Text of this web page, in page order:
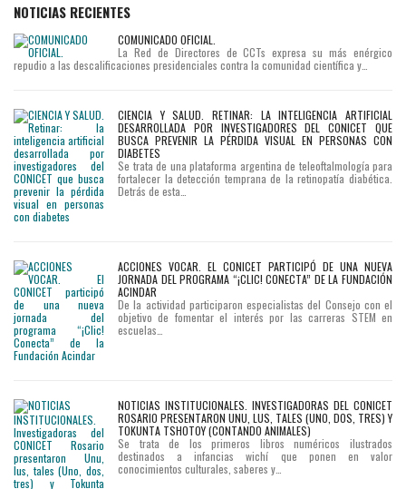
NOTICIAS RECIENTES
COMUNICADO OFICIAL.
La Red de Directores de CCTs expresa su más enérgico
repudio a las descalificaciones presidenciales contra la comunidad científica y…
CIENCIA Y SALUD. RETINAR: LA INTELIGENCIA ARTIFICIAL
DESARROLLADA POR INVESTIGADORES DEL CONICET QUE
BUSCA PREVENIR LA PÉRDIDA VISUAL EN PERSONAS CON
DIABETES
Se trata de una plataforma argentina de teleoftalmología para
fortalecer la detección temprana de la retinopatía diabética.
Detrás de esta…
ACCIONES VOCAR. EL CONICET PARTICIPÓ DE UNA NUEVA
JORNADA DEL PROGRAMA “¡CLIC! CONECTA” DE LA FUNDACIÓN
ACINDAR
De la actividad participaron especialistas del Consejo con el
objetivo de fomentar el interés por las carreras STEM en
escuelas…
NOTICIAS INSTITUCIONALES. INVESTIGADORAS DEL CONICET
ROSARIO PRESENTARON UNU, LUS, TALES (UNO, DOS, TRES) Y
TOKUNTA TSHOTOY (CONTANDO ANIMALES)
Se trata de los primeros libros numéricos ilustrados
destinados a infancias wichí que ponen en valor
conocimientos culturales, saberes y…